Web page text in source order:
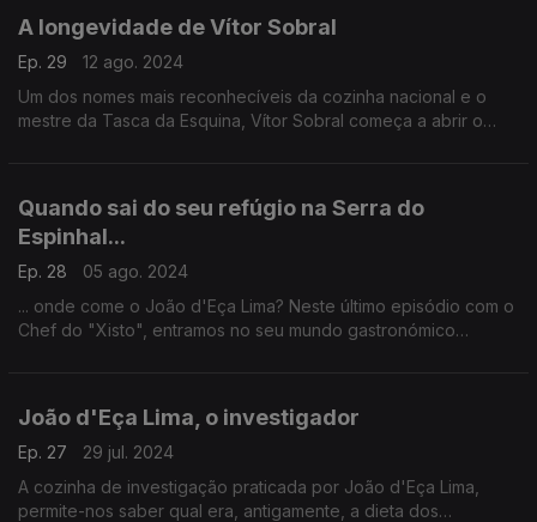
A longevidade de Vítor Sobral
Ep. 29
12 ago. 2024
Um dos nomes mais reconhecíveis da cozinha nacional e o
mestre da Tasca da Esquina, Vítor Sobral começa a abrir o
Quando sai do seu refúgio na Serra do
Espinhal...
Ep. 28
05 ago. 2024
... onde come o João d'Eça Lima? Neste último episódio com o
Chef do "Xisto", entramos no seu mundo gastronómico
João d'Eça Lima, o investigador
Ep. 27
29 jul. 2024
A cozinha de investigação praticada por João d'Eça Lima,
permite-nos saber qual era, antigamente, a dieta dos